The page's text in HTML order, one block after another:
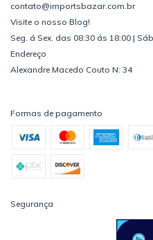
contato@importsbazar.com.br
Visite o nosso Blog!
Seg. á Sex. das 08:30 ás 18:00 |
Endereço
Alexandre Macedo Couto N: 34
Formas de pagamento
Segurança